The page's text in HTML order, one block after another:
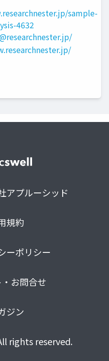
sample-
4632
/
アプルーシッド
規約
ーポリシー
お問合せ
ジン
rights reserved.